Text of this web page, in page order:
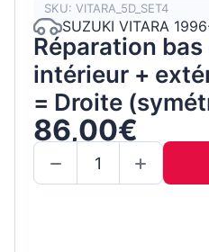
SKU: VITARA_5D_SET4
SUZUKI VITARA
Réparation
intérieur +
= Droite
Ensemble
86,00€